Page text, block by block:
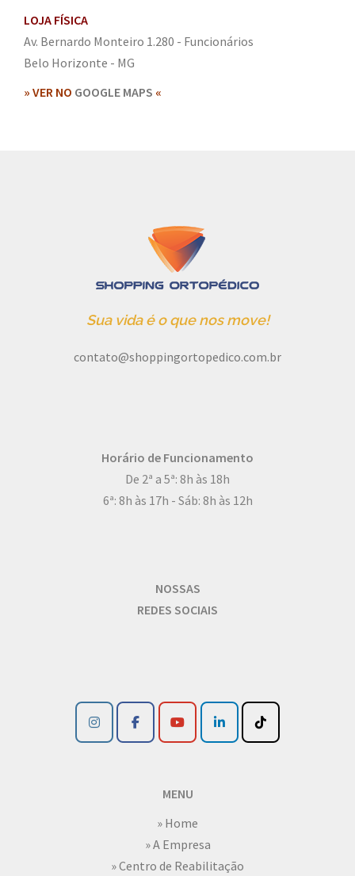
LOJA FÍSICA
Av. Bernardo Monteiro 1.280 - Funcionários
Belo Horizonte - MG
» VER NO GOOGLE MAPS «
Sua vida é o que nos move!
contato@shoppingortopedico.com.br
Horário de Funcionamento
De 2ª a 5ª: 8h às 18h
6ª: 8h às 17h - Sáb: 8h às 12h
NOSSAS
REDES SOCIAIS
MENU
» Home
» A Empresa
» Centro de Reabilitação